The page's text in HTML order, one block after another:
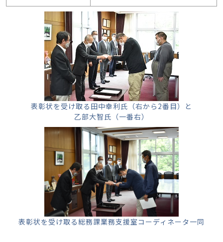
表彰状を受け取る田中幸利氏（右から2番目）と
乙部大智氏（一番右）
表彰状を受け取る総務課業務支援室コーディネータ一同